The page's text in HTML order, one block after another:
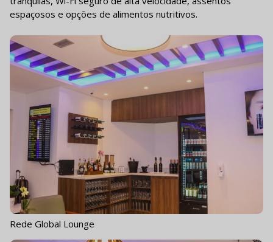
espaçosos e opções de alimentos nutritivos.
Rede Global Lounge